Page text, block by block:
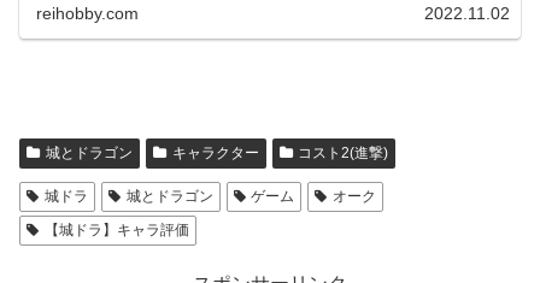
reihobby.com 2022.11.02
城とドラゴン キャラクター コスト2(進撃)
城ドラ 城とドラゴン ゲーム
オーク
【城ドラ】キャラ評価